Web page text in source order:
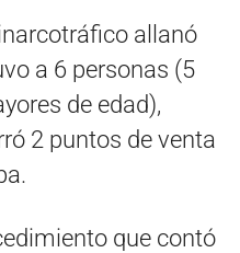
allanó
a 6 personas (5
de edad),
2 puntos de venta
que contó